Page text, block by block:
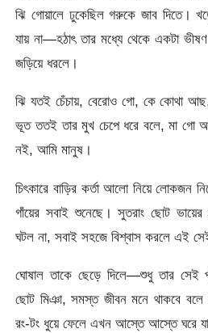
ঝি গোয়ালে ঢুকেছিল গরুকে জাব দিতে।
যায় না—হঠাৎ তার মধ্যে থেকে একটা
জড়িয়ে ধরলে।
ঝি যতই চেঁচায়, বেরোও গো, কে কোথা
ভূত ততই তার মুখ চেপে ধরে বলে, মা গো
নই, আমি মানুষ।
চিৎকারে বাড়ির কর্তা আলো নিয়ে লোকজন
গাঁয়ের সবাই শুনেছে। সুতরাং ছোট
ঘটল না, সবাই সহজে বিশ্বাস করলে এই
ঘোষাল তাকে ছেড়ে দিলে—শুধু তার সেই
ছোট মিঞা, সমস্ত জীবন মনে থাকবে
রং-টং ধুয়ে ফেলে এখন আস্তে আস্তে ঘরে